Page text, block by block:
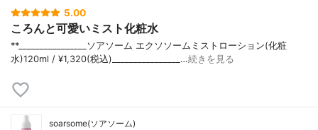
5.00
ころんと可愛いミスト化粧水
**⁡________________⁡ソアソーム ⁡エクソソームミストローション(化粧
水)120ml / ¥1,320(税込)________________…続きを見る
soarsome(ソアソーム)